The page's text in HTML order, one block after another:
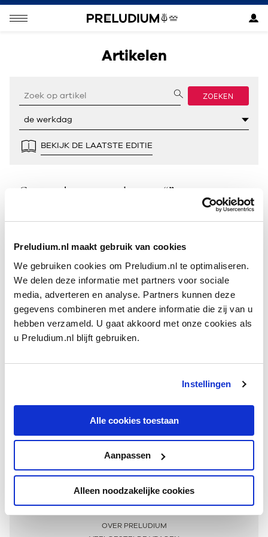
Preludium.nl maakt gebruik van cookies
We gebruiken cookies om Preludium.nl te optimaliseren.
We delen deze informatie met partners voor sociale
media, adverteren en analyse. Partners kunnen deze
gegevens combineren met andere informatie die zij van u
hebben verzameld. U gaat akkoord met onze cookies als
u Preludium.nl blijft gebruiken.
Instellingen
Alle cookies toestaan
Aanpassen
Alleen noodzakelijke cookies
Artikelen
ZOEKEN
BEKIJK DE LAATSTE EDITIE
Geen resultaten gevonden voor “”.
Meer informatie
OVER PRELUDIUM